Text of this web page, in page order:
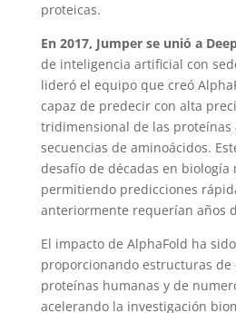
proteicas.
En 2017, Jumper se unió a
de inteligencia artificial con
lideró el equipo que creó
capaz de predecir con alta
tridimensional de las proteínas
secuencias de aminoácidos.
desafío de décadas en biología
permitiendo predicciones
anteriormente requerían años
El impacto de AlphaFold ha
proporcionando estructuras de
proteínas humanas y de
acelerando la investigación